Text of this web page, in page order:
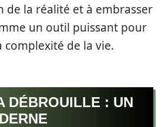
de la réalité et à embrasser
un outil puissant pour
complexité de la vie.
DÉBROUILLE : UN